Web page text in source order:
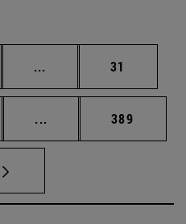
... Páginas intermedias
Página
31
... Páginas intermedias
Página
389